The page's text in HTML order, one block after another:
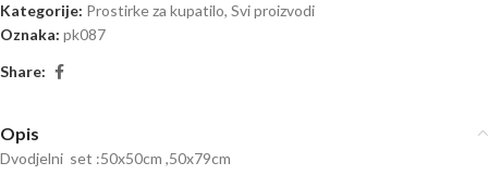
Kategorije: Prostirke za kupatilo, Svi proizvodi
Oznaka: pk087
Share:
Opis
Dvodjelni set :50x50cm ,50x79cm